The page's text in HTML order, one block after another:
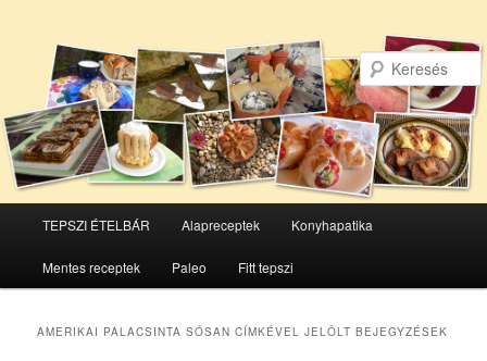
Tovább
az
Tovább
a
TEPSZI ÉTELBÁR Alapreceptek Konyhapatika
Mentes receptek Paleo Fitt tepszi
AMERIKAI PALACSINTA SÓSAN CÍMKÉVEL JELÖLT BEJEGYZÉSEK